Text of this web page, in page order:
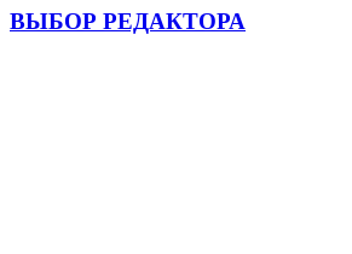
ВЫБОР РЕДАКТОРА